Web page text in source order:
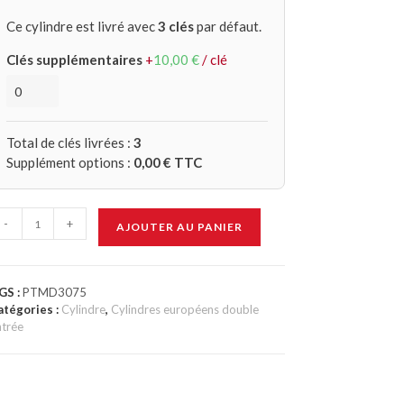
Ce cylindre est livré avec3 cléspar défaut.
Clés supplémentaires +10,00 €/ clé
Total de clés livrées : 3
Supplément options : 0,00€ TTC
- + AJOUTER AU PANIER
:PTMD3075
: Cylindre, Cylindres européens double